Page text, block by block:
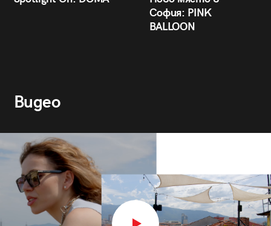
София: PINK
BALLOON
Видео